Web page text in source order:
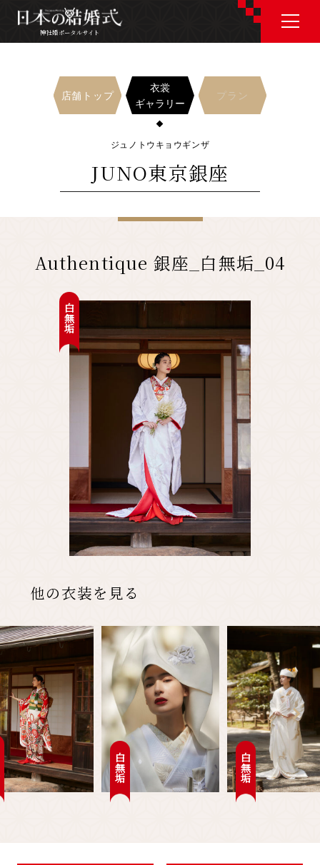
神社婚ポータルサイト
和婚コラム
先輩カップル実例
クリップリスト
神社婚ポータルサイト
店舗トップ
衣裳
ギャラリー
プラン
ジュノトウキョウギンザ
JUNO東京銀座
Authentique 銀座_白無垢_04
白無垢
他の衣装を見る
白無垢 白無垢